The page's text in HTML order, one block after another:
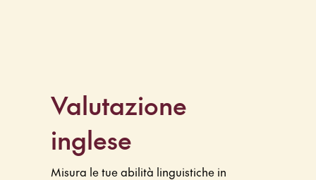
Valutazione
inglese
Misura le tue abilità linguistiche in